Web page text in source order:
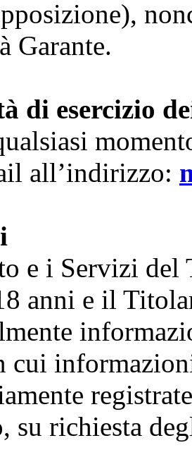
Garante.
di esercizio
all’indirizzo:
e i Servizi del
anni e il
cui
su richiesta